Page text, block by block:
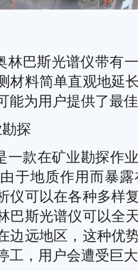
巴斯光谱仪带有
材料简单直观地延
能为用户提供了最
探
一款在矿业勘探作
于地质作用而暴
仪可以在各种多样
巴斯光谱仪可以全
边远地区，这种优
工，用户会遭受巨